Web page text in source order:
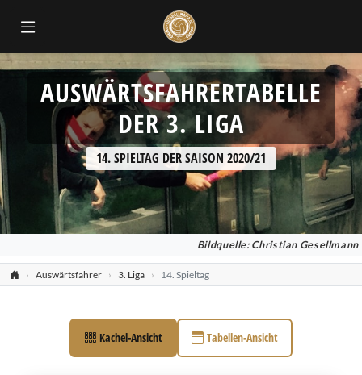
AUSWÄRTSFAHRERTABELLE
DER 3. LIGA
14. SPIELTAG DER SAISON 2020/21
Bildquelle: Christian Gesellmann
Auswärtsfahrer 3. Liga 14. Spieltag
Kachel-Ansicht Tabellen-Ansicht